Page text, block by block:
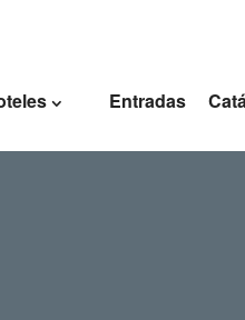
Entradas